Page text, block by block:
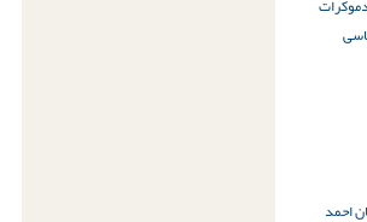
احمد